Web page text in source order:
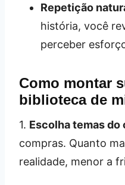
Repetição
história, você
perceber
Como montar
biblioteca de
1. Escolha temas do
compras. Quanto
realidade, menor a